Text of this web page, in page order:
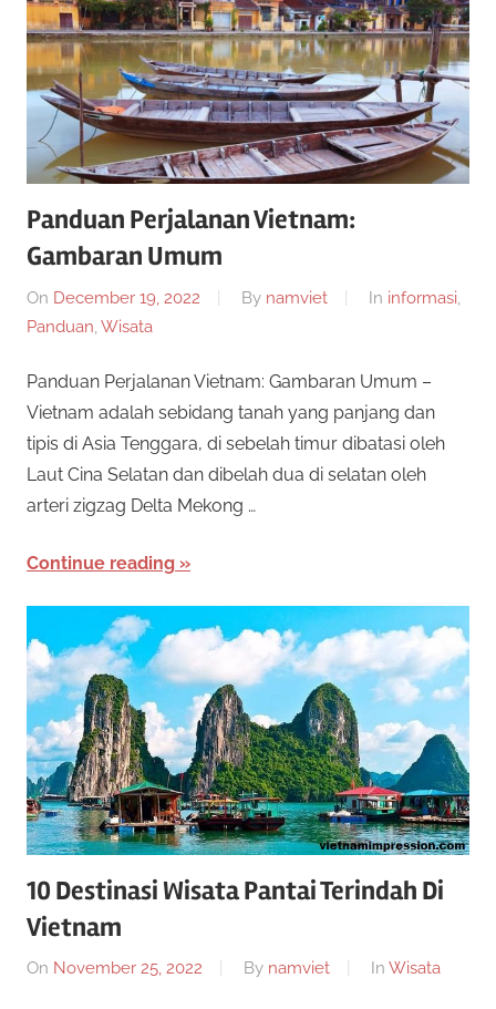
r
p
e
r
c
a
y
a
2
0
2
2
n
a
n
y
n
b
i
m
a
i
k
Panduan Perjalanan Vietnam:
Gambaran Umum
On December 19, 2022 By namviet In informasi
Panduan Wisata
Panduan Perjalanan Vietnam: Gambaran Umum –
Vietnam adalah sebidang tanah yang panjang dan
tipis di Asia Tenggara, di sebelah timur dibatasi oleh
Laut Cina Selatan dan dibelah dua di selatan oleh
arteri zigzag Delta Mekong …
Continue reading
10 Destinasi Wisata Pantai Terindah Di
Vietnam
On November 25, 2022 By namviet In Wisata